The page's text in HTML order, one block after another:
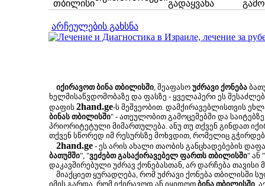
თბილისი
გადაყვანა
არჩეულების გახსნა
იქირავოთ ბინა თბილისში, შეაფასო უძრავი ქონება
ხელმისაწვდომობაზე და ფასზე - ყველაპერი ეს
დაფის 2hand.ge-ს მეშვეობით. დამქირავებლისთვის
ბინას თბილისში" - ათეულობით გამოცემებში და
პრიორიტეტული მიმართულება. ანუ თუ თქვენ გინდათ
თქვენ სწორედ იმ რესურსზე მოხვდით, რომელიც
2hand.ge - ეს არის ახალი თაობის განცხადებების
ბათუმში", "ვეძებთ გასაქირავებელ ფართს თბილისში" ან "
დაკავშირებული უძრავ ქონებასთან, არ დარჩება
მიაქციეთ ყურადღება, რომ უძრავი ქონება თბილისში
იმის გარდა, რომ იქირავოდ ან იყიდოთ ბინა თბილისში,